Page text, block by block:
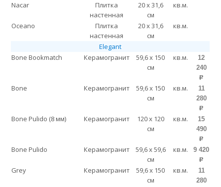
Nacar
Плитка
настенная
20 x 31,6
см
кв.м.
Oceano
Плитка
настенная
20 x 31,6
см
кв.м.
Elegant
Bone Bookmatch
Керамогранит
59,6 x 150
см
кв.м.
12
240
p
Bone Керамогранит
59,6 x 150
см
кв.м.
11
280
p
Bone Pulido (8 мм) Керамогранит
120 x 120
см
кв.м.
15
490
p
Bone Pulido Керамогранит
59,6 x 59,6
см
кв.м. 9 420
p
Grey Керамогранит
59,6 x 150
см
кв.м.
11
280